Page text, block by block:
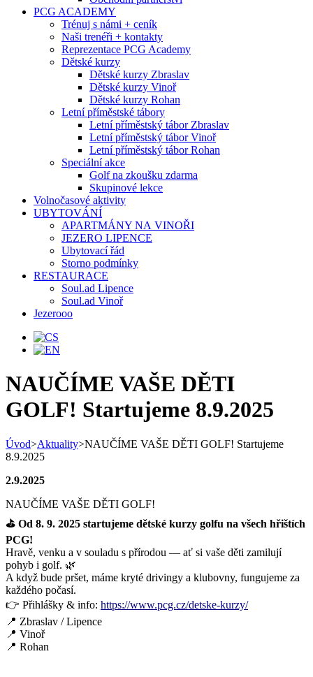
PCG ACADEMY
Trénuj s námi + ceník
Naši trenéři + kontakty
Reprezentace PCG Academy
Dětské kurzy
Dětské kurzy Zbraslav
Dětské kurzy Vinoř
Dětské kurzy Rohan
Letní příměstské tábory
Letní příměstský tábor Zbraslav
Letní příměstský tábor Vinoř
Letní příměstský tábor Rohan
Speciální akce
Golf na zkoušku zdarma
Skupinové lekce
Volnočasové aktivity
UBYTOVÁNÍ
APARTMÁNY NA VINOŘI
JEZERO LIPENCE
Ubytovací řád
Storno podmínky
RESTAURACE
Soul.ad Lipence
Soul.ad Vinoř
Jezerooo
NAUČÍME VAŠE DĚTI
GOLF! Startujeme 8.9.2025
Úvod>Aktuality>NAUČÍME VAŠE DĚTI GOLF! Startujeme
8.9.2025
2.9.2025
NAUČÍME VAŠE DĚTI GOLF!
⛳️ Od 8. 9. 2025 startujeme dětské kurzy golfu na všech hřištích
PCG!
Hravě, venku a v souladu s přírodou — ať si vaše děti zamilují
pohyb i golf. 🌿
A když bude pršet, máme kryté drivingy a klubovny, fungujeme za
každého počasí.
👉 Přihlášky & info: https://www.pcg.cz/detske-kurzy/
📍 Zbraslav / Lipence
📍 Vinoř
📍 Rohan